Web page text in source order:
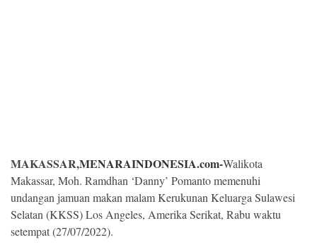
©
Copyright
2026
MAKASSAR,MENARAINDONESIA.com-Walikota
Makassar, Moh. Ramdhan ‘Danny’ Pomanto memenuhi
undangan jamuan makan malam Kerukunan Keluarga Sulawesi
Selatan (KKSS) Los Angeles, Amerika Serikat, Rabu waktu
setempat (27/07/2022).